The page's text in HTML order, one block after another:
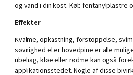
og vand i din kost. Køb fentanylplastre
Effekter
Kvalme, opkastning, forstoppelse,
søvnighed eller hovedpine er alle
ubehag, kløe eller rødme kan også
applikationsstedet. Nogle af disse